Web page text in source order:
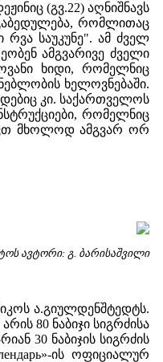
(გვ.22) აღნიშნავს
გაბედულება, რომლითაც
საუკუნე". ამ ძველ
ამგვარივე ძველი
ხიდი, რომელნიც
ხელოვნებაში.
კი. საქართველოს
რომელნიც
მხოლოდ ამგვარ ორ
ავტორი: გ. ბარისაშვილი
ა.გიულდენშტედტს.
80 ნაბიჯი სიგრძისა
30 ნაბიჯის სიგრძის
ის ოფიციალურ